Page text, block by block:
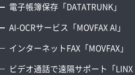
電子帳簿保存「DATATRUNK」
AI-OCRサービス「MOVFAX AI」
インターネットFAX「MOVFAX」
ビデオ通話で遠隔サポート「LINX